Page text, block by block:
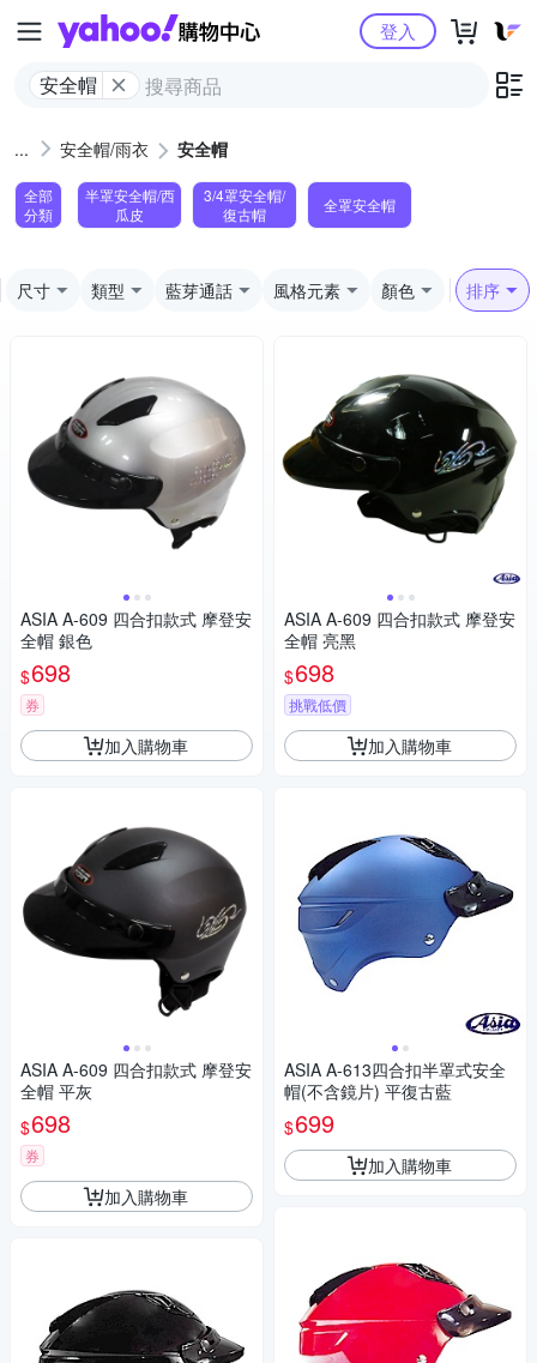
Yahoo購物中心
安全帽
登入
安全帽/雨衣 安全帽
全部
分類
半罩安全帽/西
瓜皮
3/4罩安全帽/
復古帽
全罩安全帽
尺寸 類型 藍芽通話 風格元素 顏色 排序
ASIA A-609 四合扣款式 摩登安
全帽 銀色
$698
券
加入購物車
ASIA A-609 四合扣款式 摩登安
全帽 平灰
$698
券
加入購物車
ASIA A-609 四合扣款式 摩登安
全帽 亮黑
$698
挑戰低價
加入購物車
ASIA A-613四合扣半罩式安全
帽(不含鏡片) 平復古藍
$699
加入購物車